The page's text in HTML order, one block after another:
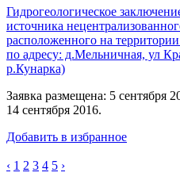
Гидрогеологическое
источника
расположенного на
по адресу: д.Мельничная, ул
р.Кунарка)
Заявка размещена: 5 сентября
14 сентября 2016.
Добавить в избранное
‹ 1 2 3 4 5 ›